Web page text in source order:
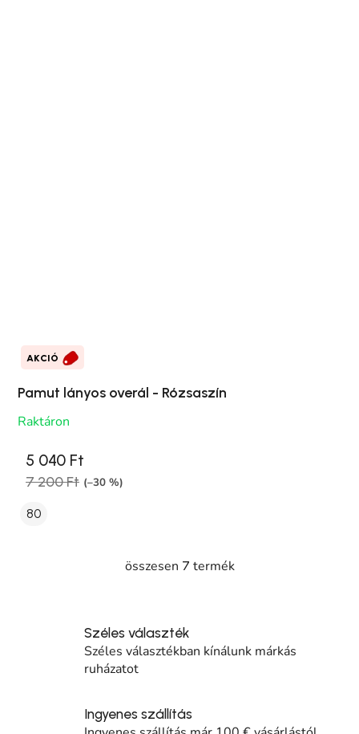
AKCIÓ
Pamut lányos overál - Rózsaszín
Raktáron
5 040 Ft
7 200 Ft (–30 %)
80
Listairányítás elemei
összesen 7 termék
Széles választék
Széles választékban kínálunk márkás
ruházatot
Ingyenes szállítás